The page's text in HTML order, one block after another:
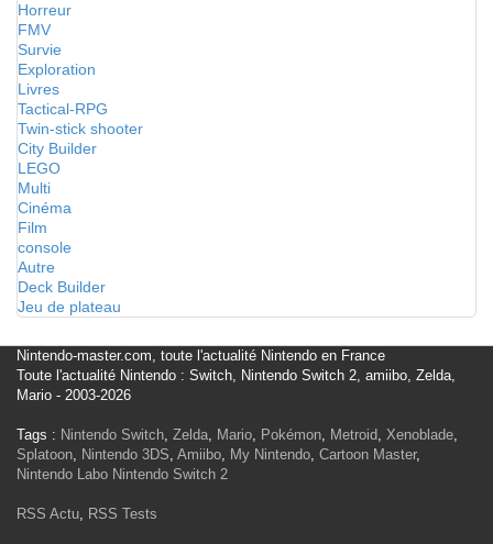
Horreur
FMV
Survie
Exploration
Livres
Tactical-RPG
Twin-stick shooter
City Builder
LEGO
Multi
Cinéma
Film
console
Autre
Deck Builder
Jeu de plateau
Nintendo-master.com, toute l'actualité Nintendo en France
Toute l'actualité Nintendo : Switch, Nintendo Switch 2, amiibo, Zelda,
Mario - 2003-2026
Tags : Nintendo Switch, Zelda, Mario, Pokémon, Metroid, Xenoblade,
Splatoon, Nintendo 3DS, Amiibo, My Nintendo, Cartoon Master,
Nintendo Labo Nintendo Switch 2
RSS Actu, RSS Tests